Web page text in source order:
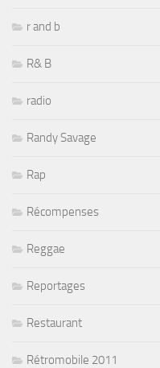
r and b
R& B
radio
Randy Savage
Rap
Récompenses
Reggae
Reportages
Restaurant
Rétromobile 2011